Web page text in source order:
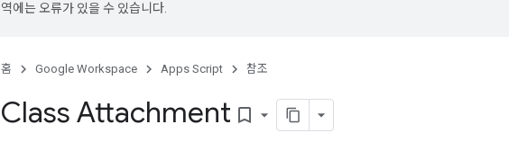
역에는 오류가 있을 수 있습니다.
홈 Google Workspace Apps Script 참조
Class Attachment bookmark_border